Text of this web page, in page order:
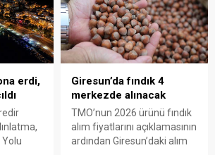
bedel bir
harmana döküldü.
erdi,
Giresun’da fındık 4
merkezde alınacak
TMO’nun 2026 ürünü fındık
alım fiyatlarını açıklamasının
ardından Giresun’daki alım